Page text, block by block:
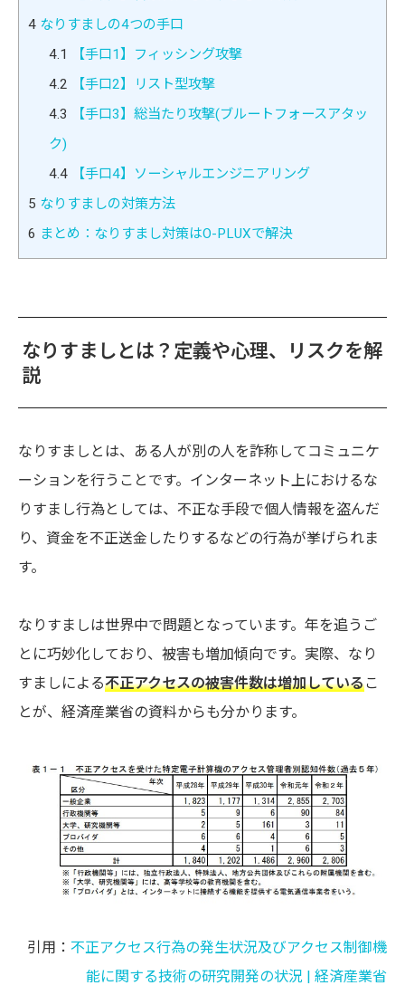
4 なりすましの4つの手口
4.1
【手口1】フィッシング攻撃
4.2 【手口2】リスト型攻撃
4.3 【手口3】総当たり攻撃(ブルートフォースアタッ
ク)
4.4【手口4】ソーシャルエンジニアリング
5 なりすましの対策方法
6 まとめ：なりすまし対策はO-PLUXで解決
なりすましとは？定義や心理、リスクを解
説
なりすましとは、ある人が別の人を詐称してコミュニケ
ーションを行うことです。インターネット上におけるな
りすまし行為としては、不正な手段で個人情報を盗んだ
り、資金を不正送金したりするなどの行為が挙げられま
す。
なりすましは世界中で問題となっています。年を追うご
とに巧妙化しており、被害も増加傾向です。実際、なり
すましによる不正アクセスの被害件数は増加しているこ
とが、経済産業省の資料からも分かります。
引用： 不正アクセス行為の発生状況及びアクセス制御機
能に関する技術の研究開発の状況 | 経済産業省